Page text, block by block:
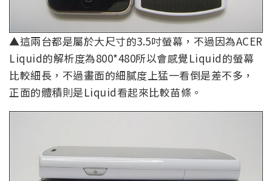
▲這兩台都是屬於大尺寸的3.5吋螢幕，不過因為ACER
Liquid的解析度為800*480所以會感覺Liquid的螢幕
比較細長，不過畫面的細膩度上猛一看倒是差不多，
正面的體積則是Liquid看起來比較苗條。